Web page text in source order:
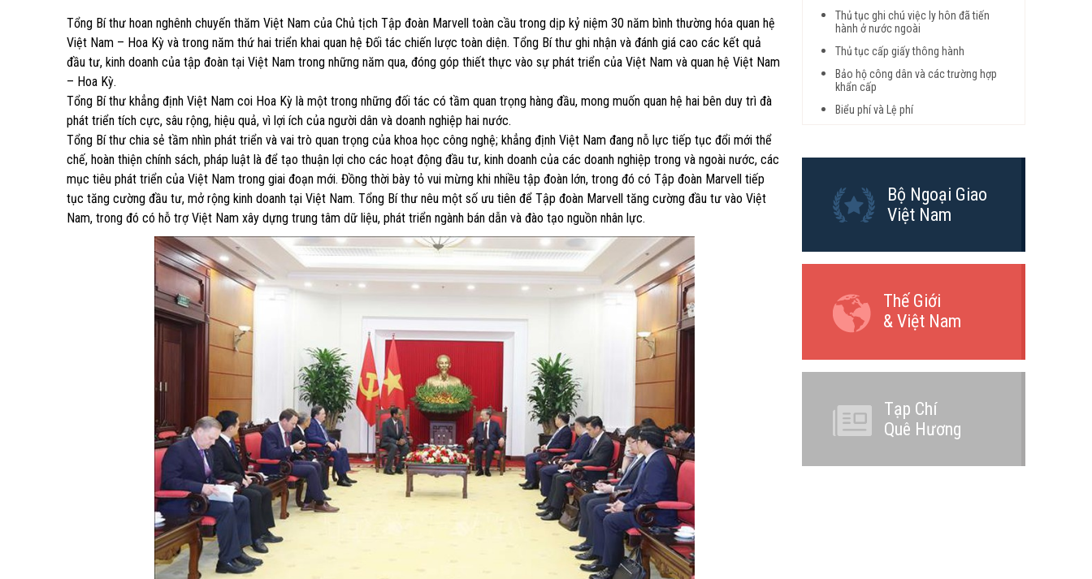
Tổng Bí thư hoan nghênh chuyến thăm Việt Nam của Chủ tịch Tập đoàn Marvell toàn cầu trong dịp kỷ niệm 30 năm bình thường hóa quan hệ
Việt Nam – Hoa Kỳ và trong năm thứ hai triển khai quan hệ Đối tác chiến lược toàn diện. Tổng Bí thư ghi nhận và đánh giá cao các kết quả
đầu tư, kinh doanh của tập đoàn tại Việt Nam trong những năm qua, đóng góp thiết thực vào sự phát triển của Việt Nam và quan hệ Việt Nam
– Hoa Kỳ.
Tổng Bí thư khẳng định Việt Nam coi Hoa Kỳ là một trong những đối tác có tầm quan trọng hàng đầu, mong muốn quan hệ hai bên duy trì đà
phát triển tích cực, sâu rộng, hiệu quả, vì lợi ích của người dân và doanh nghiệp hai nước.
Tổng Bí thư chia sẻ tầm nhìn phát triển và vai trò quan trọng của khoa học công nghệ; khẳng định Việt Nam đang nỗ lực tiếp tục đổi mới thể
chế, hoàn thiện chính sách, pháp luật là để tạo thuận lợi cho các hoạt động đầu tư, kinh doanh của các doanh nghiệp trong và ngoài nước, các
mục tiêu phát triển của Việt Nam trong giai đoạn mới. Đồng thời bày tỏ vui mừng khi nhiều tập đoàn lớn, trong đó có Tập đoàn Marvell tiếp
tục tăng cường đầu tư, mở rộng kinh doanh tại Việt Nam. Tổng Bí thư nêu một số ưu tiên để Tập đoàn Marvell tăng cường đầu tư vào Việt
Nam, trong đó có hỗ trợ Việt Nam xây dựng trung tâm dữ liệu, phát triển ngành bán dẫn và đào tạo nguồn nhân lực.
Thủ tục ghi chú việc ly hôn đã tiến
hành ở nước ngoài
Thủ tục cấp giấy thông hành
Bảo hộ công dân và các trường hợp
khẩn cấp
Biểu phí và Lệ phí
Bộ Ngoại Giao
Việt Nam
Thế Giới
& Việt Nam
Tạp Chí
Quê Hương